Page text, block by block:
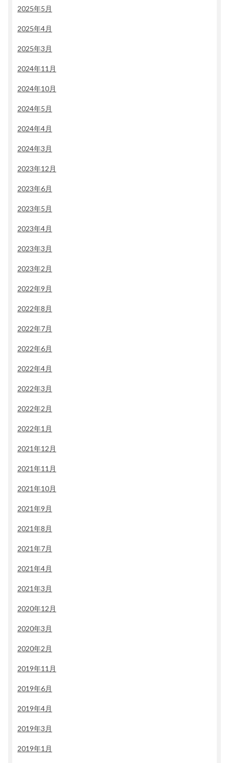
2025年5月
2025年4月
2025年3月
2024年11月
2024年10月
2024年5月
2024年4月
2024年3月
2023年12月
2023年6月
2023年5月
2023年4月
2023年3月
2023年2月
2022年9月
2022年8月
2022年7月
2022年6月
2022年4月
2022年3月
2022年2月
2022年1月
2021年12月
2021年11月
2021年10月
2021年9月
2021年8月
2021年7月
2021年4月
2021年3月
2020年12月
2020年3月
2020年2月
2019年11月
2019年6月
2019年4月
2019年3月
2019年1月